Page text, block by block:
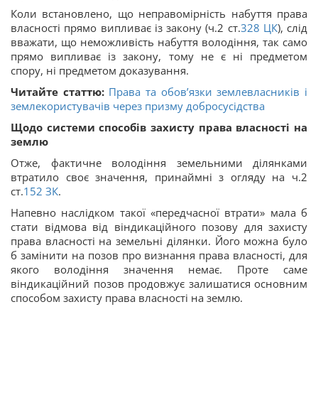
Коли встановлено, що неправомірність набуття права
власності прямо випливає із закону (ч.2 ст.328 ЦК), слід
вважати, що неможливість набуття володіння, так само
прямо випливає із закону, тому не є ні предметом
спору, ні предметом доказування.
Читайте статтю: Права та обов’язки землевласників і
землекористувачів через призму добросусідства
Щодо системи способів захисту права власності на
землю
Отже, фактичне володіння земельними ділянками
втратило своє значення, принаймні з огляду на ч.2
ст.152 ЗК.
Напевно наслідком такої «передчасної втрати» мала б
стати відмова від віндикаційного позову для захисту
права власності на земельні ділянки. Його можна було
б замінити на позов про визнання права власності, для
якого володіння значення немає. Проте саме
віндикаційний позов продовжує залишатися основним
способом захисту права власності на землю.